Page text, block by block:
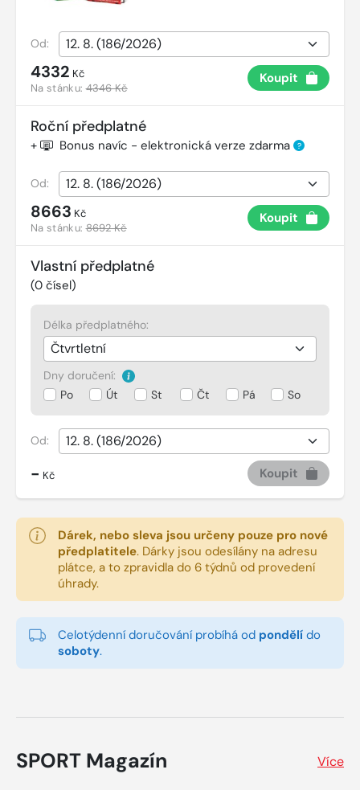
Od:
4332 Kč
Na stánku:4346 Kč
Koupit
Roční předplatné
+ Bonus navíc - elektronická verze zdarma ?
Od:
8663 Kč
Na stánku:8692 Kč
Koupit
Vlastní předplatné
(0 čísel)
Délka předplatného:
Dny doručení:
Po
Út St Čt Pá So
Od:
- Kč Koupit
Dárek, nebo sleva jsou určeny pouze pro nové
předplatitele. Dárky jsou odesílány na adresu
plátce, a to zpravidla do 6 týdnů od provedení
úhrady.
Celotýdenní doručování probíhá od pondělí do
soboty.
SPORT Magazín Více